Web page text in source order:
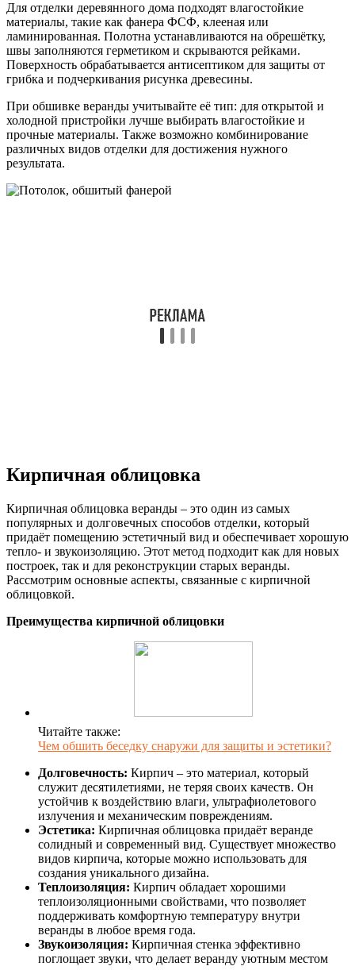
Для отделки деревянного дома подходят влагостойкие
материалы, такие как фанера ФСФ, клееная или
ламинированная. Полотна устанавливаются на обрешётку,
швы заполняются герметиком и скрываются рейками.
Поверхность обрабатывается антисептиком для защиты от
грибка и подчеркивания рисунка древесины.
При обшивке веранды учитывайте её тип: для открытой и
холодной пристройки лучше выбирать влагостойкие и
прочные материалы. Также возможно комбинирование
различных видов отделки для достижения нужного
результата.
Кирпичная облицовка
Кирпичная облицовка веранды – это один из самых
популярных и долговечных способов отделки, который
придаёт помещению эстетичный вид и обеспечивает хорошую
тепло- и звукоизоляцию. Этот метод подходит как для новых
построек, так и для реконструкции старых веранды.
Рассмотрим основные аспекты, связанные с кирпичной
облицовкой.
Преимущества кирпичной облицовки
Читайте также:
Чем обшить беседку снаружи для защиты и эстетики?
Долговечность: Кирпич – это материал, который
служит десятилетиями, не теряя своих качеств. Он
устойчив к воздействию влаги, ультрафиолетового
излучения и механическим повреждениям.
Эстетика: Кирпичная облицовка придаёт веранде
солидный и современный вид. Существует множество
видов кирпича, которые можно использовать для
создания уникального дизайна.
Теплоизоляция: Кирпич обладает хорошими
теплоизоляционными свойствами, что позволяет
поддерживать комфортную температуру внутри
веранды в любое время года.
Звукоизоляция: Кирпичная стенка эффективно
поглощает звуки, что делает веранду уютным местом